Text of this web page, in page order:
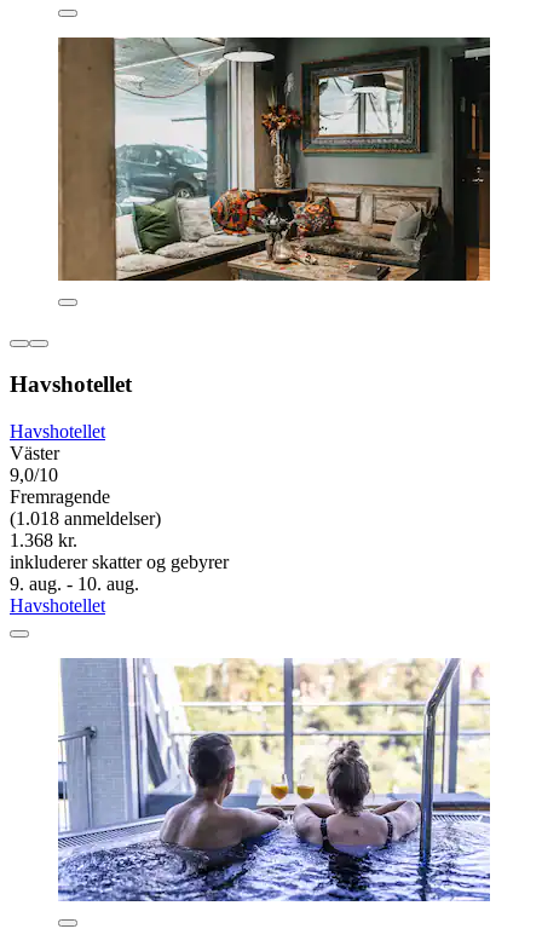
Havshotellet
Havshotellet
Väster
9,0/10
Fremragende
(1.018 anmeldelser)
1.368 kr.
inkluderer skatter og gebyrer
9. aug. - 10. aug.
Havshotellet